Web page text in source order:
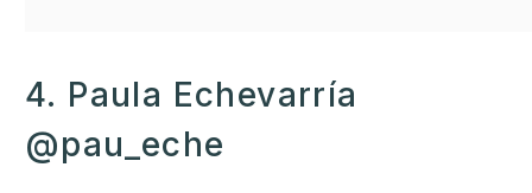
4. Paula Echevarría
@pau_eche